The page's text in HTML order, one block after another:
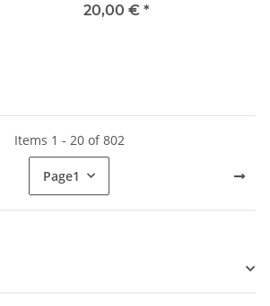
20,00 € *
Items 1 - 20 of 802
Page1